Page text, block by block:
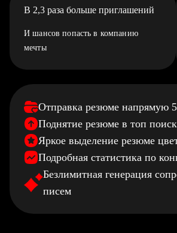
В 2,3 раза больше приглашений
И шансов попасть в компанию
мечты
Отправка резюме напрямую
Поднятие резюме в топ
Яркое выделение резюме
Подробная статистика по
Безлимитная генерация
писем